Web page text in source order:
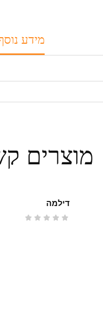
מידע
מוצרים
דילמה